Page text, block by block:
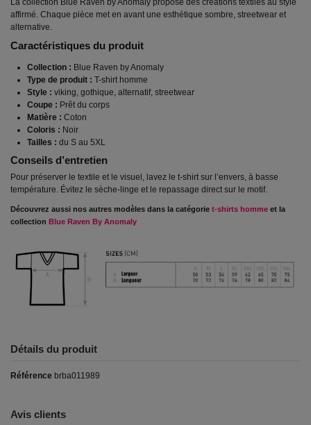
affirmé. Chaque pièce met en avant une esthétique sombre, streetwear et
alternative.
Caractéristiques du produit
Collection : Blue Raven by Anomaly
Type de produit : T-shirt homme
Style : viking, gothique, alternatif, streetwear
Coupe : Prêt du corps
Matière : Coton
Coloris : Noir
Tailles : du S au 5XL
Conseils d’entretien
Pour préserver le textile et le visuel, lavez le t-shirt sur l’envers, à basse
température. Évitez le sèche-linge et le repassage direct sur le motif.
Découvrez aussi nos autres modèles dans la catégorie t-shirts homme et la
collection Blue Raven By Anomaly
Détails du produit
Référence brba011989
Avis clients